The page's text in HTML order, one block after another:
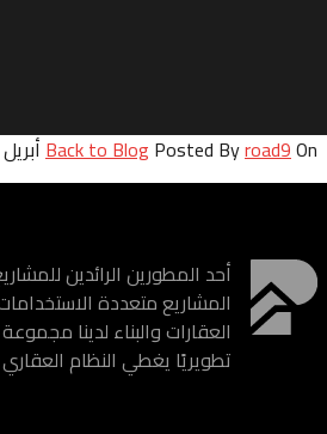
Back to Blog Posted Byroad9On أبريل 20, 2022 in
أحد المطورين الرائدين
المشاريع متعددة
تطويريًا يغطي النظام